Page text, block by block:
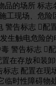
品的场所 标志
工现场、危险
警告标志 配
生触电危险的
警告标志 
在存放和装
标志 配置在现
临时性障碍物